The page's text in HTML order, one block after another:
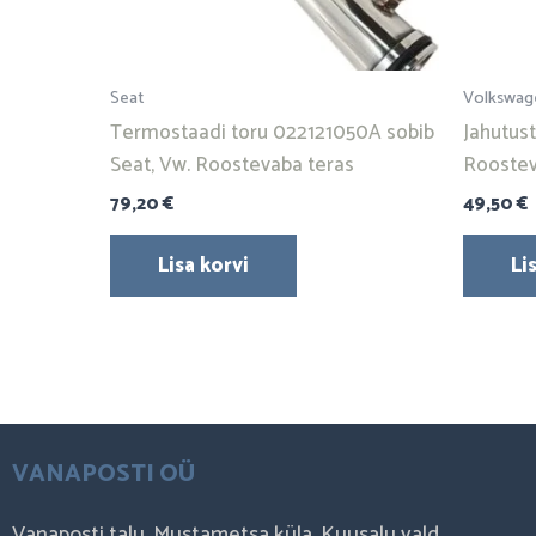
Seat
Termostaadi toru 022121050A sobib
Seat, Vw. Roostevaba teras
79,20€
Lisa korvi
49,50€
VANAPOSTI OÜ